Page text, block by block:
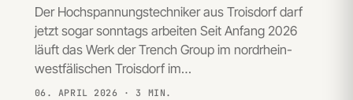
Der Hochspannungstechniker aus Troisdorf darf
jetzt sogar sonntags arbeiten Seit Anfang 2026
läuft das Werk der Trench Group im nordrhein-
westfälischen Troisdorf im…
06. APRIL 2026 · 3 MIN.